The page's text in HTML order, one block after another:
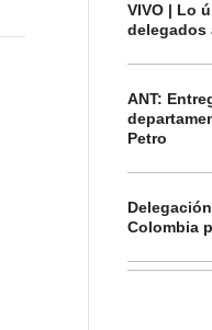
VIVO | Lo
delegados
ANT:
Petro
Colombia